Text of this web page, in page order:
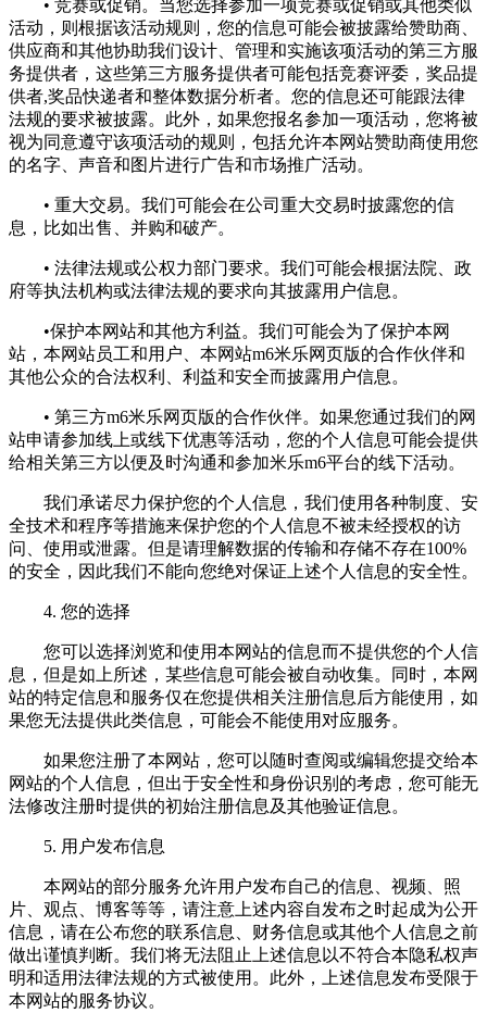
• 竞赛或促销。当您选择参加一项竞赛或促销或其他类似
活动，则根据该活动规则，您的信息可能会被披露给赞助商、
供应商和其他协助我们设计、管理和实施该项活动的第三方服
务提供者，这些第三方服务提供者可能包括竞赛评委，奖品提
供者,奖品快递者和整体数据分析者。您的信息还可能跟法律
法规的要求被披露。此外，如果您报名参加一项活动，您将被
视为同意遵守该项活动的规则，包括允许本网站赞助商使用您
的名字、声音和图片进行广告和市场推广活动。
• 重大交易。我们可能会在公司重大交易时披露您的信
息，比如出售、并购和破产。
• 法律法规或公权力部门要求。我们可能会根据法院、政
府等执法机构或法律法规的要求向其披露用户信息。
•保护本网站和其他方利益。我们可能会为了保护本网
站，本网站员工和用户、本网站m6米乐网页版的合作伙伴和
其他公众的合法权利、利益和安全而披露用户信息。
• 第三方m6米乐网页版的合作伙伴。如果您通过我们的网
站申请参加线上或线下优惠等活动，您的个人信息可能会提供
给相关第三方以便及时沟通和参加米乐m6平台的线下活动。
我们承诺尽力保护您的个人信息，我们使用各种制度、安
全技术和程序等措施来保护您的个人信息不被未经授权的访
问、使用或泄露。但是请理解数据的传输和存储不存在100%
的安全，因此我们不能向您绝对保证上述个人信息的安全性。
4. 您的选择
您可以选择浏览和使用本网站的信息而不提供您的个人信
息，但是如上所述，某些信息可能会被自动收集。同时，本网
站的特定信息和服务仅在您提供相关注册信息后方能使用，如
果您无法提供此类信息，可能会不能使用对应服务。
如果您注册了本网站，您可以随时查阅或编辑您提交给本
网站的个人信息，但出于安全性和身份识别的考虑，您可能无
法修改注册时提供的初始注册信息及其他验证信息。
5. 用户发布信息
本网站的部分服务允许用户发布自己的信息、视频、照
片、观点、博客等等，请注意上述内容自发布之时起成为公开
信息，请在公布您的联系信息、财务信息或其他个人信息之前
做出谨慎判断。我们将无法阻止上述信息以不符合本隐私权声
明和适用法律法规的方式被使用。此外，上述信息发布受限于
本网站的服务协议。